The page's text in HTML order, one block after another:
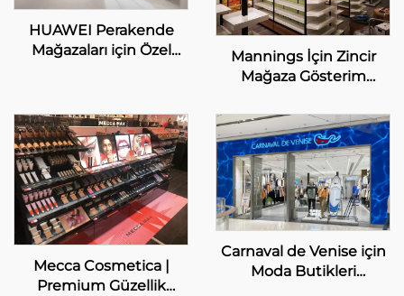
HUAWEI Perakende
Mağazaları için Özel
Mannings İçin Zincir
Mağaza Gösterim
Mecca Cosmetica |
Premium Güzellik
Carnaval de Venise için
Moda Butikleri